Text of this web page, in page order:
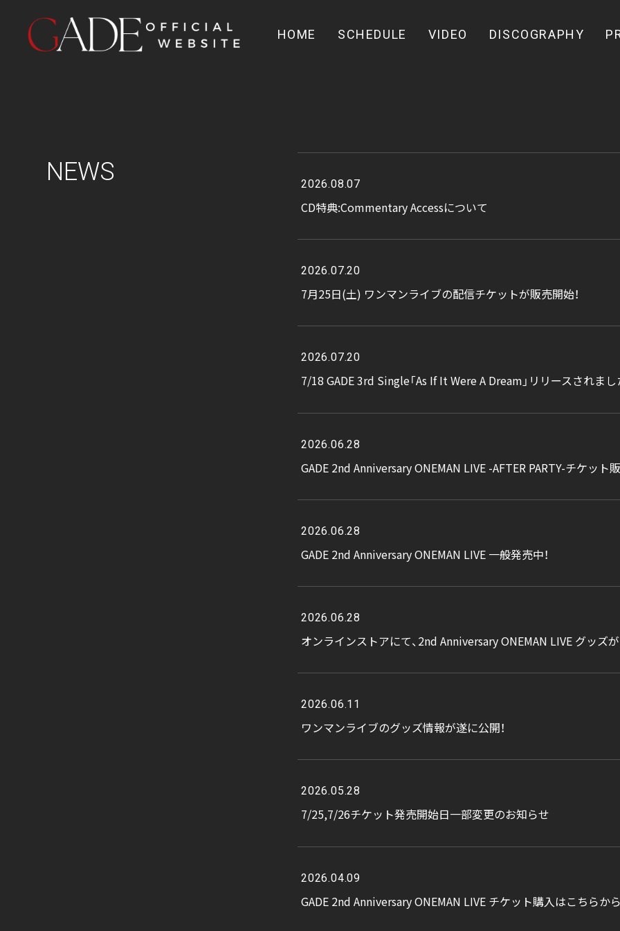
HOME SCHEDULE VIDEO DISCOGRAPHY
NEWS 2026.08.07
CD特典:Commentary Accessについて
2026.07.20
7月25日(土) ワンマンライブの配信チケットが販売開始！
2026.07.20
7/18 GADE 3rd Single「As If It Were A Dream」リリースされまし
2026.06.28
GADE 2nd Anniversary ONEMAN LIVE -AFTER PARTY-チケット
2026.06.28
GADE 2nd Anniversary ONEMAN LIVE 一般発売中！
2026.06.28
オンラインストアにて、2nd Anniversary ONEMAN LIVE グッズ
2026.06.11
ワンマンライブのグッズ情報が遂に公開！
2026.05.28
7/25,7/26チケット発売開始日一部変更のお知らせ
2026.04.09
GADE 2nd Anniversary ONEMAN LIVE チケット購入はこちらから